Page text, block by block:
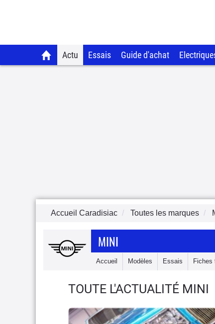
Actu Essais Guide d'achat
Accueil Caradisiac Toutes les marques
MINI
Accueil Modèles Essais Fiches
TOUTE L'ACTUALITÉ MINI